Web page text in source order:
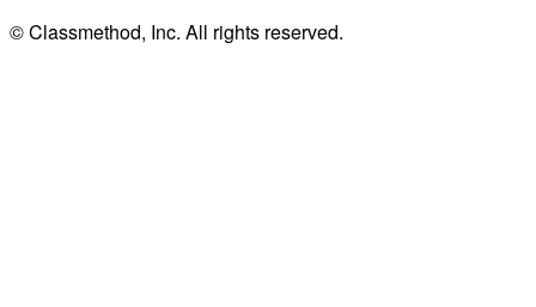
© Classmethod, Inc. All rights reserved.